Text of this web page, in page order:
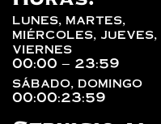
lunes, martes,
miércoles, jueves,
viernes
00:00 – 23:59
sábado, domingo
00:00:23:59